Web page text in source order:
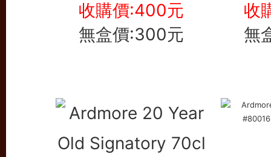
收購價:400元
無盒價:300元
收
無